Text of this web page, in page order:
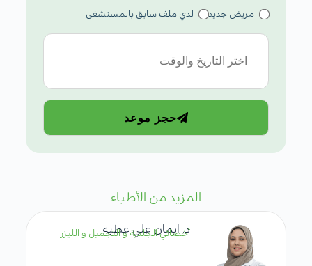
مريض جديد لدي ملف سابق بالمستشفى
حجز موعد
المزيد من الأطباء
د. ايمان علي عطيه
أخصائي الجلدية و التجميل و الليزر